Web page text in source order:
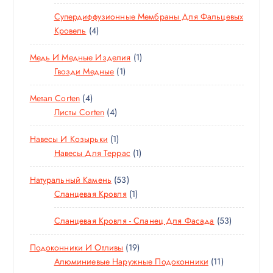
В
Р
О
А
Р
О
В
Р
Т
О
А
Супердиффузионные Мембраны Для Фальцевых
Кровель 44
Т
О
В
А
А
Медь И Медные Изделия 11
О
Р
Гвозди Медные 11
Т
А
Метал Corten 44
Т
О
В
А
Р
А
Листы Corten 44
Т
О
В
А
Р
А
Навесы И Козырьки 11
Т
О
В
А
Р
Навесы Для Террас 11
Т
А
Р
Натуральный Камень 535
3
Т
О
В
А
Р
Сланцевая Кровля 11
Т
О
В
А
Р
Сланцевая Кровля - Сланец Для Фасада 535
3
Подоконники И Отливы 191
9
Алюминиевые Наружные Подоконники 111